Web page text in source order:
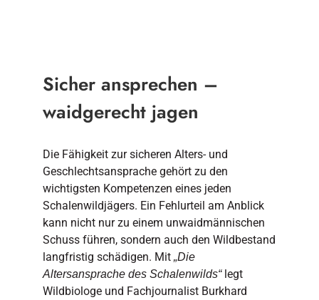
Sicher ansprechen –
waidgerecht jagen
Die Fähigkeit zur sicheren Alters- und
Geschlechtsansprache gehört zu den
wichtigsten Kompetenzen eines jeden
Schalenwildjägers. Ein Fehlurteil am Anblick
kann nicht nur zu einem unwaidmännischen
Schuss führen, sondern auch den Wildbestand
langfristig schädigen. Mit „Die
Altersansprache des Schalenwilds“legt
Wildbiologe und Fachjournalist Burkhard